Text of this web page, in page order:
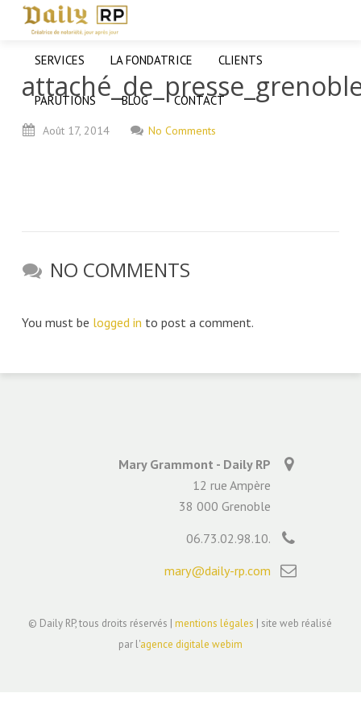
SERVICES LA FONDATRICE CLIENTS
PARUTIONS BLOG CONTACT
Août 17, 2014 No Comments
NO COMMENTS
You must be logged in to post a comment.
Mary Grammont - Daily RP
12 rue Ampère
38 000 Grenoble
06.73.02.98.10.
mary@daily-rp.com
© Daily RP, tous droits réservés |mentions légales | site web réalisé
par l'agence digitale webim